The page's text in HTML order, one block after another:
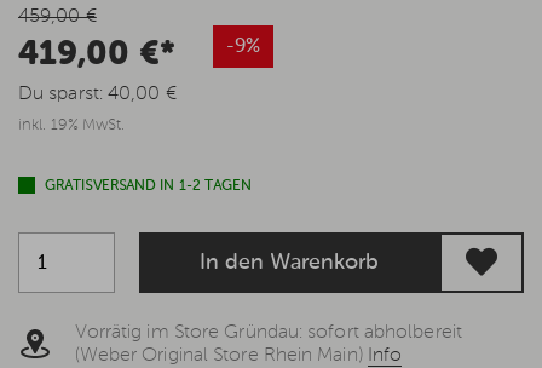
459,00 €
419,00 €* -9%
Du sparst:40,00 €
inkl. 19% MwSt.
GRATISVERSAND IN 1-2 TAGEN
In den Warenkorb
Vorrätig im Store Gründau: sofort abholbereit
(Weber Original Store Rhein Main) Info